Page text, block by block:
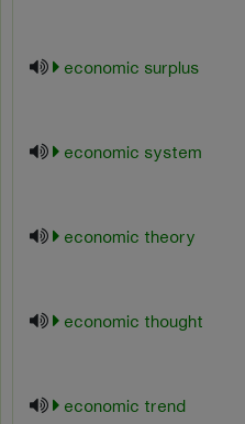
economic surplus
economic system
economic theory
economic thought
economic trend